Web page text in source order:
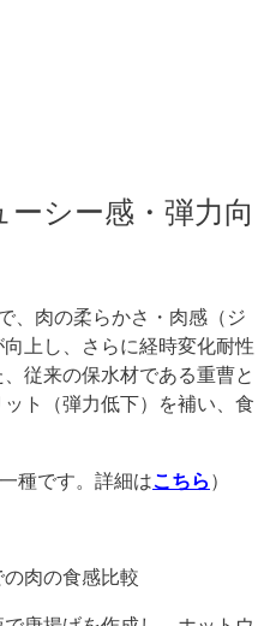
シー感・弾力向
、肉の柔らかさ・肉感（ジ
上し、さらに経時変化耐性
従来の保水材である重曹と
ト（弾力低下）を補い、食
種です。詳細はこちら）
肉の食感比較